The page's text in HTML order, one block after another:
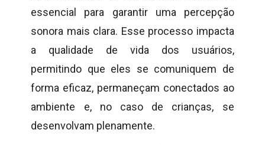
essencial para garantir uma percepção
sonora mais clara. Esse processo impacta
a qualidade de vida dos usuários,
permitindo que eles se comuniquem de
forma eficaz, permaneçam conectados ao
ambiente e, no caso de crianças, se
desenvolvam plenamente.